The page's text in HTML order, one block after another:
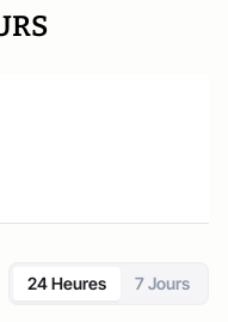
24 Heures 7 Jours